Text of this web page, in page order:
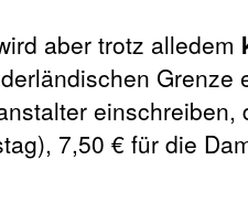
aber trotz alledem
7,50 € für die